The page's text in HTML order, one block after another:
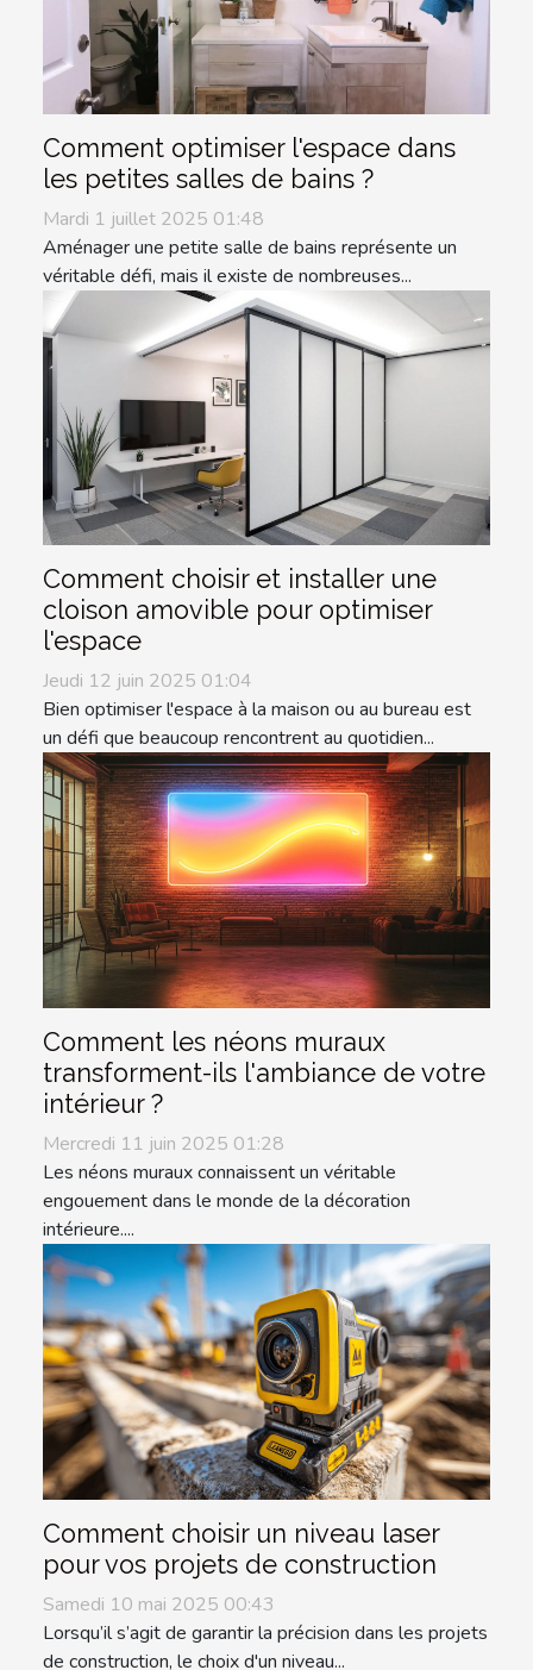
Comment optimiser l'espace dans
les petites salles de bains ?
Mardi 1 juillet 2025 01:48
Aménager une petite salle de bains représente un
véritable défi, mais il existe de nombreuses...
Comment choisir et installer une
cloison amovible pour optimiser
l'espace
Jeudi 12 juin 2025 01:04
Bien optimiser l'espace à la maison ou au bureau est
un défi que beaucoup rencontrent au quotidien...
Comment les néons muraux
transforment-ils l'ambiance de votre
intérieur ?
Mercredi 11 juin 2025 01:28
Les néons muraux connaissent un véritable
engouement dans le monde de la décoration
intérieure....
Comment choisir un niveau laser
pour vos projets de construction
Samedi 10 mai 2025 00:43
Lorsqu’il s’agit de garantir la précision dans les projets
de construction, le choix d'un niveau...